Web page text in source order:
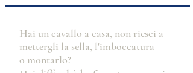
Hai un cavallo a casa, non riesci a
mettergli la sella, l'imboccatura
o montarlo?